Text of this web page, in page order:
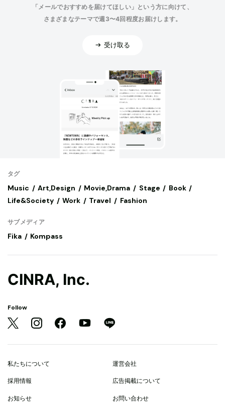
「メールでおすすめを届けてほしい」という方に向けて、
さまざまなテーマで週3〜4回程度お届けします。
受け取る
タグ
Music Art,Design Movie,Drama Stage
Book
Life&Society
Work Travel Fashion
サブメディア
Fika Kompass
CINRA, Inc.
Follow
私たちについて 運営会社
採用情報 広告掲載について
お知らせ お問い合わせ